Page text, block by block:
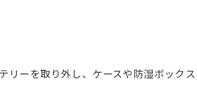
リーを取り外し、ケースや防湿ボック